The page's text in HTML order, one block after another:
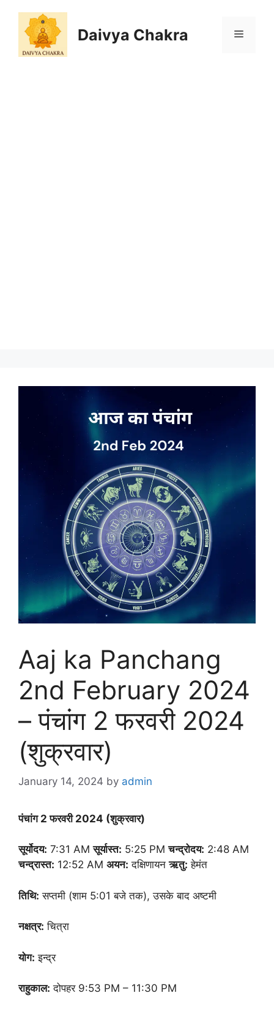
content
Daivya Chakra MENU
Aaj ka Panchang
2nd February 2024
– पंचांग 2 फरवरी 2024
(शुक्रवार)
January 14, 2024 by admin
पंचांग 2 फरवरी 2024 (शुक्रवार)
सूर्योदय: 7:31 AMसूर्यास्त: 5:25 PMचन्द्रोदय: 2:48 AM
चन्द्रास्त: 12:52 AM अयन: दक्षिणायनऋतु: हेमंत
तिथि: सप्तमी (शाम 5:01 बजे तक), उसके बाद अष्टमी
नक्षत्र: चित्रा
योग: इन्द्र
राहुकाल: दोपहर 9:53 PM – 11:30 PM